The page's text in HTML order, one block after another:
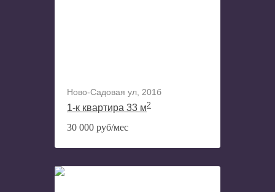
Ново-Садовая ул, 201б
1-к квартира 33 м2
30 000 руб/мес